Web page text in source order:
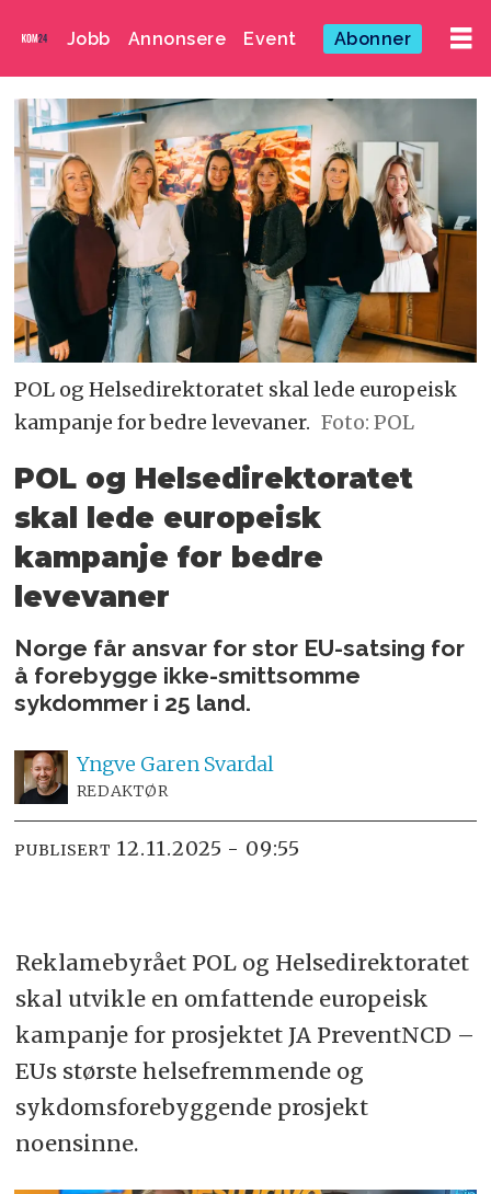
Jobb Annonsere Event Abonner
POL og Helsedirektoratet skal lede europeisk
kampanje for bedre levevaner. Foto: POL
POL og Helsedirektoratet
skal lede europeisk
kampanje for bedre
levevaner
Norge får ansvar for stor EU-satsing for
å forebygge ikke-smittsomme
sykdommer i 25 land.
Yngve Garen Svardal
REDAKTØR
PUBLISERT 12.11.2025 - 09:55
Reklamebyrået POL og Helsedirektoratet
skal utvikle en omfattende europeisk
kampanje for prosjektet JA PreventNCD –
EUs største helsefremmende og
sykdomsforebyggende prosjekt
noensinne.